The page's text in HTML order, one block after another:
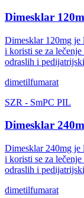
Dimesklar
Dimesklar 120mg je
i koristi se za
odraslih i
dimetilfumarat
SZR - SmPC PIL
Dimesklar
Dimesklar 240mg je
i koristi se za
odraslih i
dimetilfumarat